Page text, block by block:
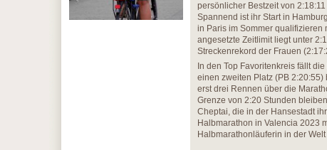
persönlicher Bestzeit von
Spannend ist ihr Start in
in Paris im Sommer qualifizieren
angesetzte Zeitlimit liegt unter
Streckenrekord der Frauen
In den Top Favoritenkreis fällt
einen zweiten Platz (PB
erst drei Rennen über die
Grenze von 2:20 Stunden
Cheptai, die in der Hansestadt
Halbmarathon in Valencia 2023
Halbmarathonläuferin in der